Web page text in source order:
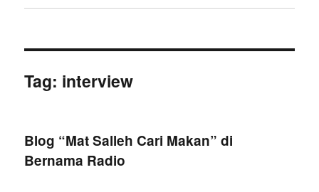
Tag: interview
Blog “Mat Salleh Cari Makan” di
Bernama Radio